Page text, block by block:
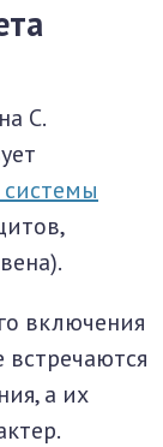
С.
включения
а их